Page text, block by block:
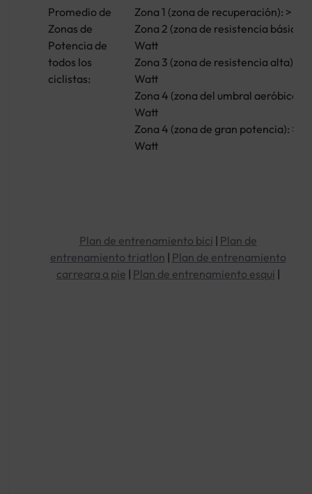
Promedio de
Zonas de
Potencia de
todos los
ciclistas:
Zona 1 (zona de recuperación): >
Zona 2 (zona de resistencia básica):
Watt
Zona 3 (zona de resistencia alta): >
Watt
Zona 4 (zona del umbral aeróbico):
Watt
Zona 4 (zona de gran potencia): >
Watt
Plan de entrenamiento bici | Plan de
entrenamiento triatlon | Plan de entrenamiento
carreara a pie | Plan de entrenamiento esqui |